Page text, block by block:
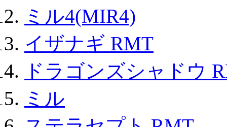
ミル4(MIR4)
イザナギ RMT
ドラゴンズシャドウ
ミル